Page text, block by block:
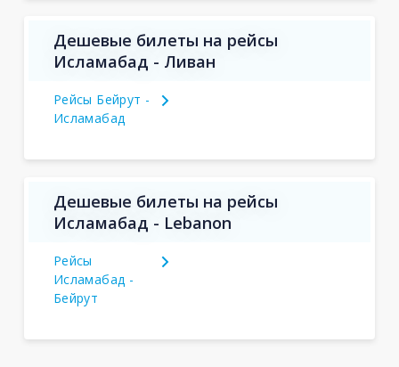
Дешевые билеты на рейсы
Исламабад - Ливан
Рейсы Бейрут -
Исламабад
Дешевые билеты на рейсы
Исламабад - Lebanon
Рейсы
Исламабад -
Бейрут